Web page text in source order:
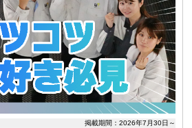
掲載期間：2026年7月30日～